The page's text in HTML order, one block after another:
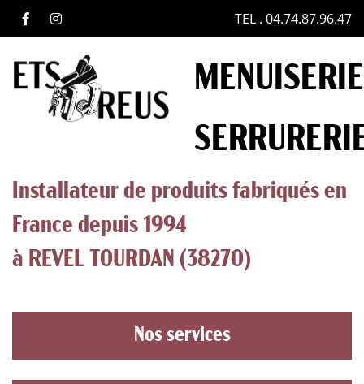
TEL . 04.74.87.96.47
MENUISERIE
Installateur de produits fabriqués en
France depuis 1994
à REVEL TOURDAN (38270)
Nos services